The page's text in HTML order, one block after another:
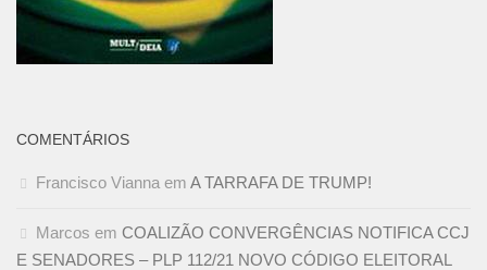
COMENTÁRIOS
Francisco Vianna em A TARRAFA DE TRUMP!
Marcos em COALIZÃO CONVERGÊNCIAS NOTIFICA CCJ
E SENADORES – PLP 112/21 NOVO CÓDIGO ELEITORAL